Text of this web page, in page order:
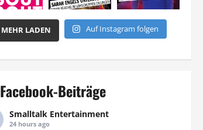
MEHR LADEN Auf Instagram folgen
Facebook-Beiträge
Smalltalk Entertainment
24 hours ago